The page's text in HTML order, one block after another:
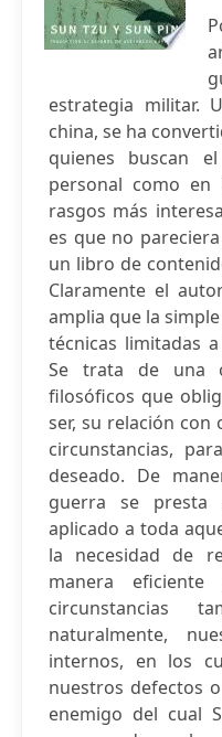
estrategia militar.
china, se ha
quienes buscan
personal como en
rasgos más
es que no
un libro de
Claramente el
amplia que la
técnicas limitadas
Se trata de una
filosóficos que
ser, su relación con
circunstancias,
deseado. De
guerra se presta
aplicado a toda
la necesidad de
manera
circunstancias
naturalmente,
internos, en los
nuestros defectos
enemigo del cual